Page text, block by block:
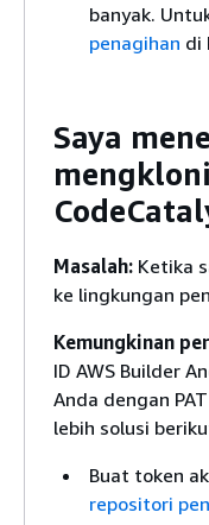
banyak.
penagihan di
Saya
Masalah: Ketika
ke lingkungan
Kemungkinan
ID AWS Builder
Anda dengan
lebih solusi
Buat token
repositori